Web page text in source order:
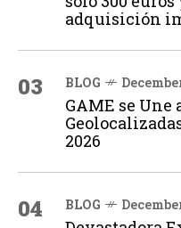
adquisición
03 BLOG
GAME se Une
2026
04 BLOG